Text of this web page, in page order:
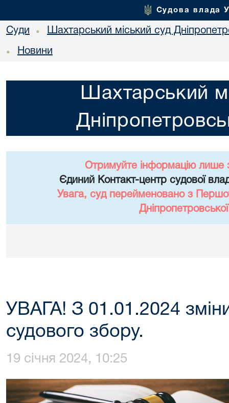
Судова влада
Суди • Шахтарський міський суд
• Новини
Шахтарський
Отримуйте інформацію лише
Єдиний Контакт-центр судової
Увага, суд перейменовано з
УВАГА! З 01.01.2024
судового збору.
19 січня 2024, 10:25